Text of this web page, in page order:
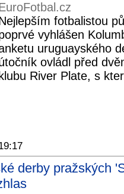
fotbalistou
vyhlášen
uruguayského
ovládl před
klubu River Plate, s
derby pražských